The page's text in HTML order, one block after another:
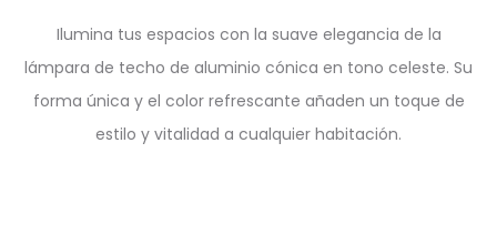
Ilumina tus espacios con la suave elegancia de la
lámpara de techo de aluminio cónica en tono celeste. Su
forma única y el color refrescante añaden un toque de
estilo y vitalidad a cualquier habitación.